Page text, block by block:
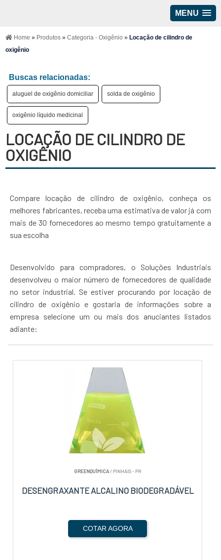
MENU
Home » Produtos»Categoria - Oxigênio» Locação de cilindro de
oxigênio
Buscas relacionadas:
aluguel de oxigênio domiciliar solda de oxigênio
oxigênio líquido medicinal
LOCAÇÃO DE CILINDRO DE
OXIGÊNIO
Compare locação de cilindro de oxigênio, conheça os
melhores fabricantes, receba uma estimativa de valor já com
mais de 30 fornecedores ao mesmo tempo gratuitamente a
sua escolha
Desenvolvido para compradores, o Soluções Industriais
desenvolveu o maior número de fornecedores de qualidade
no setor industrial. Se estiver procurando por locação de
cilindro de oxigênio e gostaria de informações sobre a
empresa selecione um ou mais dos anuciantes listados
adiante:
GREENQUÍMICA/ PINHAIS - PR
DESENGRAXANTE ALCALINO BIODEGRADÁVEL
COTAR AGORA